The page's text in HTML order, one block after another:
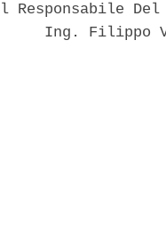
Responsabile Del
Ing. Filippo